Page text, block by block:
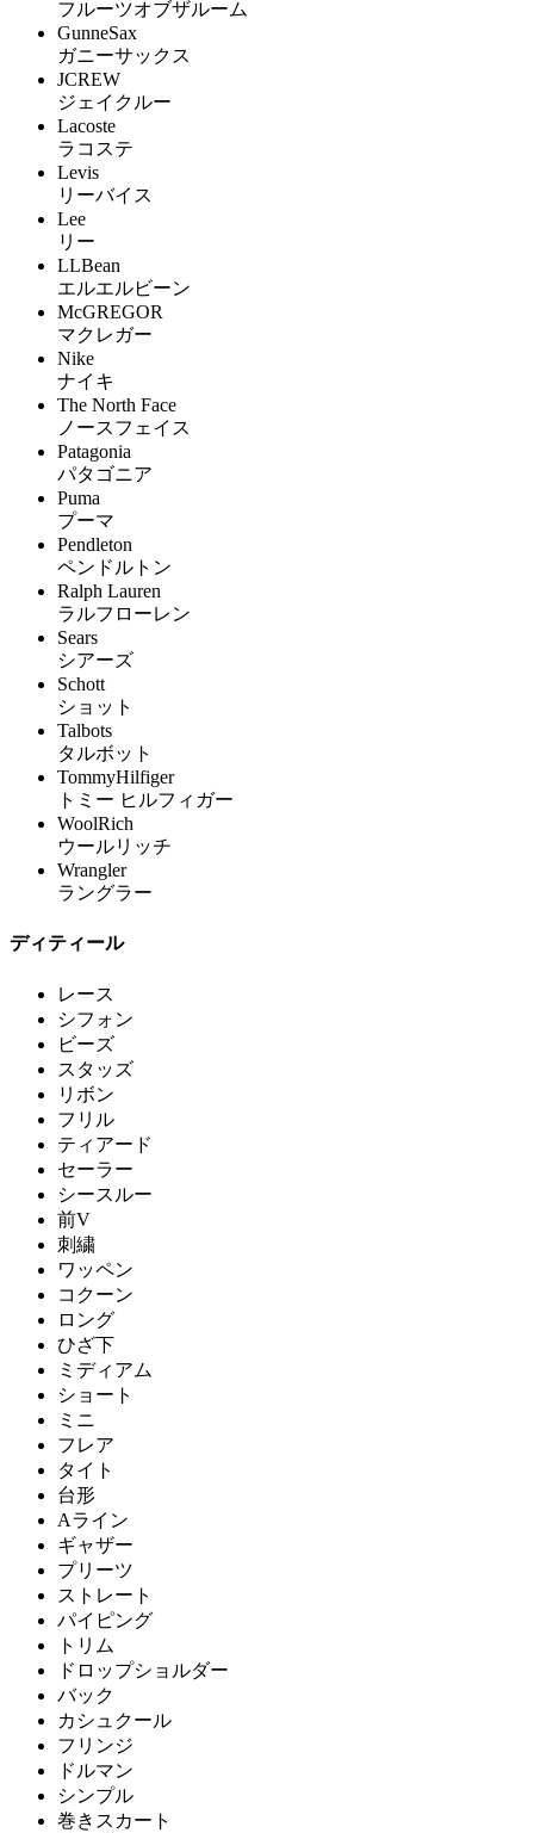
フルーツオブザルーム
GunneSax
ガニーサックス
JCREW
ジェイクルー
Lacoste
ラコステ
Levis
リーバイス
Lee
リー
LLBean
エルエルビーン
McGREGOR
マクレガー
Nike
ナイキ
The North Face
ノースフェイス
Patagonia
パタゴニア
Puma
プーマ
Pendleton
ペンドルトン
Ralph Lauren
ラルフローレン
Sears
シアーズ
Schott
ショット
Talbots
タルボット
TommyHilfiger
トミー ヒルフィガー
WoolRich
ウールリッチ
Wrangler
ラングラー
ディティール
レース
シフォン
ビーズ
スタッズ
リボン
フリル
ティアード
セーラー
シースルー
前V
刺繍
ワッペン
コクーン
ロング
ひざ下
ミディアム
ショート
ミニ
フレア
タイト
台形
Aライン
ギャザー
プリーツ
ストレート
パイピング
トリム
ドロップショルダー
バック
カシュクール
フリンジ
ドルマン
シンプル
巻きスカート